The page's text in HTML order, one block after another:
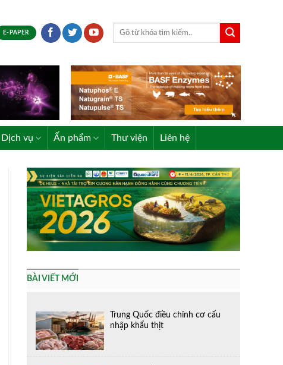
E-PAPER
Dịch vụ Ấn phẩm Thư viện Liên hệ
BÀI VIẾT MỚI
Trung Quốc điều chỉnh cơ cấu
nhập khẩu thịt